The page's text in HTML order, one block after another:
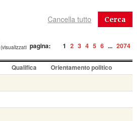
Cerca
pagina: 1 2 3 4 5 6 ... 2074
(visualizzati
Qualifica Orientamento politico